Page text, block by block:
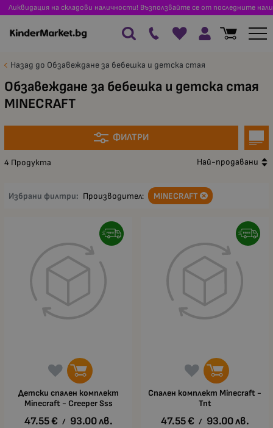
Ликвидация на складови наличности! Възползвайте се от последните
Назад до Обзавеждане за бебешка и детска стая
Обзавеждане за бебешка и детска стая
MINECRAFT
ФИЛТРИ
4 Продукта Най-продавани
Избрани филтри: Производител: MINECRAFT
Детски спален комплект
Minecraft - Creeper Sss
47.55€ / 93.00лв.
Спален комплект Minecraft -
Tnt
47.55€ / 93.00лв.